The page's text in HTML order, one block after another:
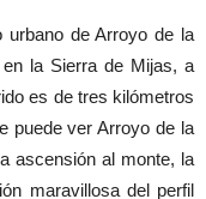
de Arroyo de la
la Sierra de Mijas, a
es de tres kilómetros
puede ver Arroyo de la
ascensión al monte, la
maravillosa del perfil